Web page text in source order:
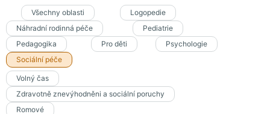
Všechny oblasti
Logopedie
Náhradní rodinná péče
Pediatrie
Pedagogika
Pro děti
Psychologie
Sociální péče
Volný čas
Zdravotně znevýhodněni a sociální poruchy
Romové